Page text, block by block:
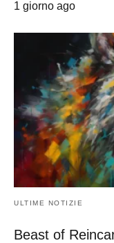
1 giorno ago
ULTIME NOTIZIE
Beast of